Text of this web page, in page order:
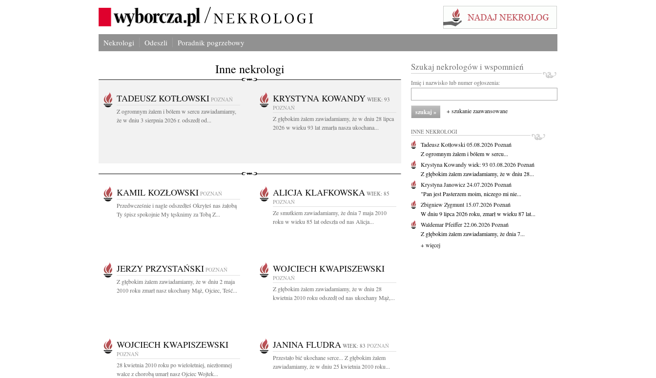
Nekrologi Odeszli Poradnik pogrzebowy
Inne nekrologi
TADEUSZ KOTŁOWSKI POZNAŃ
Z ogromnym żalem i bólem w sercu zawiadamiamy,
że w dniu 3 sierpnia 2026 r. odszedł od...
KRYSTYNA KOWANDY WIEK: 93
POZNAŃ
Z głębokim żalem zawiadamiamy, że w dniu 28 lipca
2026 w wieku 93 lat zmarła nasza ukochana...
KAMIL KOZŁOWSKI POZNAŃ
Przedwcześnie i nagle odszedłeś Okryłeś nas żałobą
Ty śpisz spokojnie My tęsknimy za Tobą Z...
ALICJA KLAFKOWSKA WIEK: 85
POZNAŃ
Ze smutkiem zawiadamiamy, że dnia 7 maja 2010
roku w wieku 85 lat odeszła od nas Alicja...
JERZY PRZYSTAŃSKI POZNAŃ
Z głębokim żalem zawiadamiamy, że w dniu 2 maja
2010 roku zmarł nasz ukochany Mąż, Ojciec, Teść...
WOJCIECH KWAPISZEWSKI
POZNAŃ
Z głębokim żalem zawiadamiamy, że w dniu 28
kwietnia 2010 roku odszedł od nas ukochany Mąż,...
WOJCIECH KWAPISZEWSKI
POZNAŃ
28 kwietnia 2010 roku po wieloletniej, niezłomnej
walce z chorobą umarł nasz Ojciec Wojtek...
JANINA FLUDRA WIEK: 83 POZNAŃ
Przestało bić ukochane serce... Z głębokim żalem
zawiadamiamy, że w dniu 25 kwietnia 2010 roku...
Szukaj nekrologów i wspomnień
Imię i nazwisko lub numer ogłoszenia:
+ szukanie zaawansowane
INNE NEKROLOGI
Tadeusz Kotłowski05.08.2026Poznań
Z ogromnym żalem i bólem w sercu...
Krystyna Kowandywiek: 93 03.08.2026Poznań
Z głębokim żalem zawiadamiamy, że w dniu 28...
Krystyna Janowicz24.07.2026Poznań
"Pan jest Pasterzem moim, niczego mi nie...
Zbigniew Zygmunt 15.07.2026Poznań
W dniu 9 lipca 2026 roku, zmarł w wieku 87 lat...
Waldemar Pfeiffer22.06.2026Poznań
Z głębokim żalem zawiadamiamy, że dnia 7...
+ więcej